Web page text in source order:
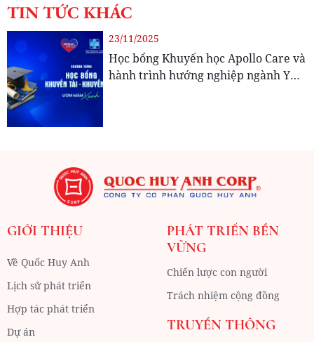
TIN TỨC KHÁC
23/11/2025
Học bổng Khuyến học Apollo Care và
hành trình hướng nghiệp ngành Y
GIỚI THIỆU
Về Quốc Huy Anh
Lịch sử phát triển
Hợp tác phát triển
Dự án
PHÁT TRIỂN BỀN
VỮNG
Chiến lược con người
Trách nhiệm cộng đồng
TRUYỀN THÔNG